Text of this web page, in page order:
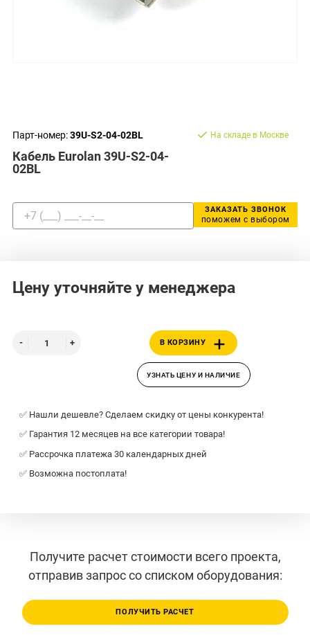
Парт-номер:39U-S2-04-02BL
Кабель Eurolan 39U-S2-04-
02BL
На складе в Москве
ЗАКАЗАТЬ ЗВОНОК
поможем с выбором
Цену уточняйте у менеджера
В КОРЗИНУ
УЗНАТЬ ЦЕНУ И НАЛИЧИЕ
✅ Нашли дешевле? Сделаем скидку от цены конкурента!
✅ Гарантия 12 месяцев на все категории товара!
✅ Рассрочка платежа 30 календарных дней
✅ Возможна постоплата!
Получите расчет стоимости всего проекта,
отправив запрос со списком оборудования:
ПОЛУЧИТЬ РАСЧЕТ